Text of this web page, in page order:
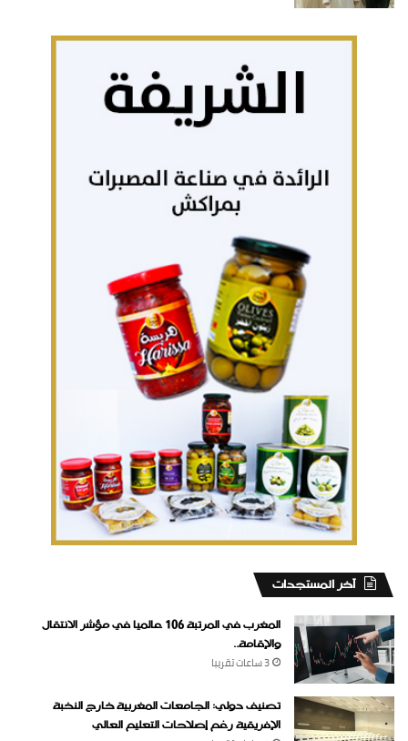
‏آخر المستجدات
المغرب في المرتبة 106 عالميا في مؤشر الانتقال
والإقامة..
3 ساعات ‏تقريبا
تصنيف دولي: الجامعات المغربية خارج النخبة
الإفريقية رغم إصلاحات التعليم العالي